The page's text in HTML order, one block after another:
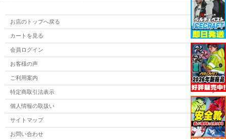
お店のトップへ戻る
カートを見る
会員ログイン
お客様の声
ご利用案内
特定商取引法表示
個人情報の取扱い
サイトマップ
お問い合わせ